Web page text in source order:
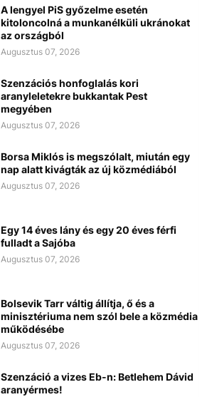
A lengyel PiS győzelme esetén
kitoloncolná a munkanélküli ukránokat
az országból
Augusztus 07, 2026
Szenzációs honfoglalás kori
aranyleletekre bukkantak Pest
megyében
Augusztus 07, 2026
Borsa Miklós is megszólalt, miután egy
nap alatt kivágták az új közmédiából
Augusztus 07, 2026
Egy 14 éves lány és egy 20 éves férfi
fulladt a Sajóba
Augusztus 07, 2026
Bolsevik Tarr váltig állítja, ő és a
minisztériuma nem szól bele a közmédia
működésébe
Augusztus 07, 2026
Szenzáció a vizes Eb-n: Betlehem Dávid
aranyérmes!